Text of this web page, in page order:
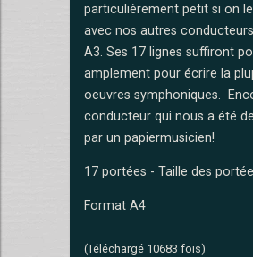
particulièrement petit si on
avec nos autres
A3. Ses 17 lignes suffiront
amplement pour écrire la
oeuvres symphoniques.
conducteur qui nous a été
par un papiermusicien!
17 portées - Taille des
Format A4
(Téléchargé 10683 fois)